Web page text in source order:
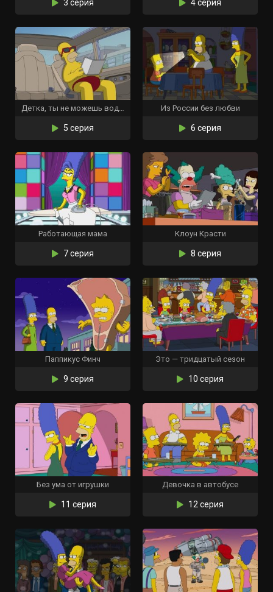
3 серия 4 серия
Детка, ты не можешь водить мою машину
5 серия
Из России без любви
6 серия
Работающая мама
7 серия
Клоун Красти
8 серия
Паппикус Финч
9 серия
Это — тридцатый сезон
10 серия
Без ума от игрушки
11 серия
Девочка в автобусе
12 серия